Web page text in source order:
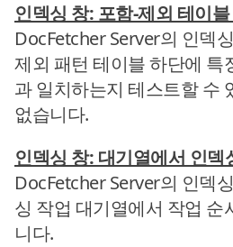
인덱싱 창: 포함-제외 테이
DocFetcher Server의 인덱
제외 패턴 테이블 하단에 특
과 일치하는지 테스트할 수
없습니다.
인덱싱 창: 대기열에서 인덱
DocFetcher Server의 인덱
싱 작업 대기열에서 작업 순
니다.